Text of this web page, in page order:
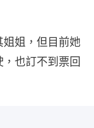
姐，但目前她
也訂不到票回